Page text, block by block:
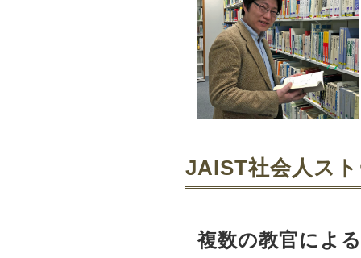
JAIST社会人ス
複数の教官によ